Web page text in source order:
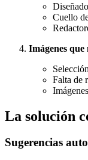
Cuello
Imágenes que
Falta de
La solución
Sugerencias